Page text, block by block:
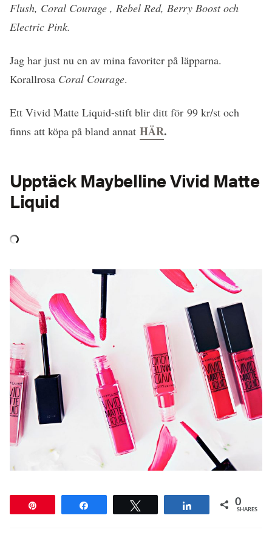
Flush, Coral Courage , Rebel Red, Berry Boost och
Electric Pink.
Jag har just nu en av mina favoriter på läpparna.
Korallrosa Coral Courage.
Ett Vivid Matte Liquid-stift blir ditt för 99 kr/st och
finns att köpa på bland annat HÄR.
Upptäck Maybelline Vivid Matte
Liquid
Share 0
SHARES